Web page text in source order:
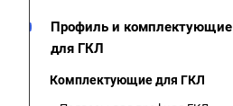
Профиль и комплектующие
для ГКЛ
Комплектующие для ГКЛ